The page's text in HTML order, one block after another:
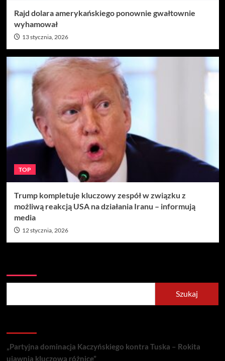
Rajd dolara amerykańskiego ponownie gwałtownie
wyhamował
13 stycznia, 2026
TOP
Trump kompletuje kluczowy zespół w związku z
możliwą reakcją USA na działania Iranu – informują
media
12 stycznia, 2026
Szukaj
„Partyjna dominacja Kaczyńskiego kontra Tuska – Rokita
ujawnia kluczową różnicę”